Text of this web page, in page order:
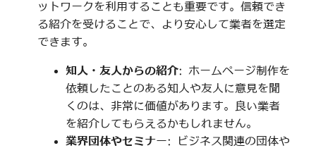
ットワークを利用することも重要です。信頼でき
る紹介を受けることで、より安心して業者を選定
できます。
知人・友人からの紹介: ホームページ制作を
依頼したことのある知人や友人に意見を聞
くのは、非常に価値があります。良い業者
を紹介してもらえるかもしれません。
業界団体やセミナー: ビジネス関連の団体や